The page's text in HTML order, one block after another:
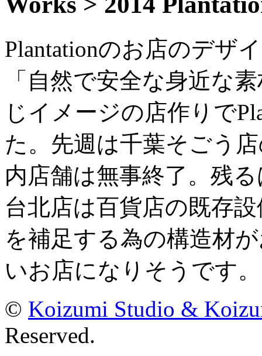
Plantationのお店のデザ
「自然で安全な身近な
じイメージの店作りで
た。先週は千葉そごう
内店舗は無事終了。残
台北店は百貨店の既存
を補足する為の構造材
いお店になりそうです。
© Koizumi Studio &
Reserved.